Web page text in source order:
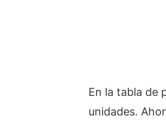
En la tabla de
unidades.